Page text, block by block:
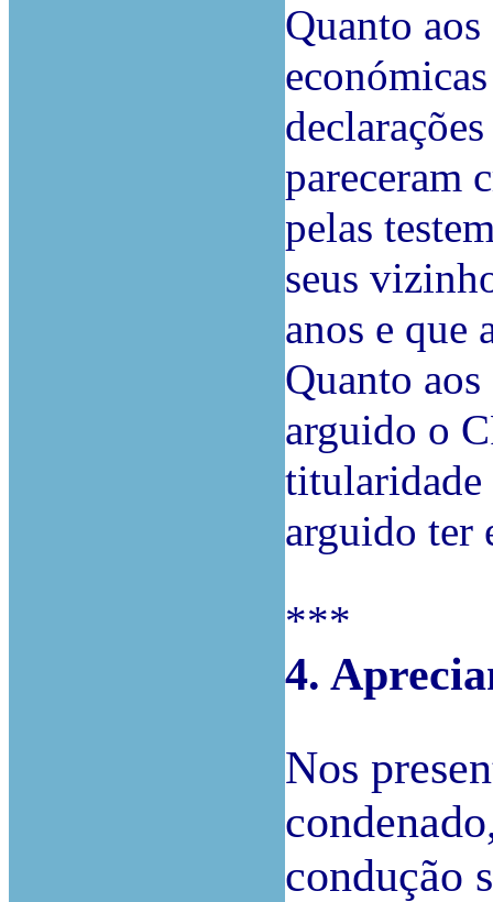
Quanto
pareceram
pelas
seus
anos e que
Quanto
arguido o
titularidade
arguido ter
***
4.
Nos
condução